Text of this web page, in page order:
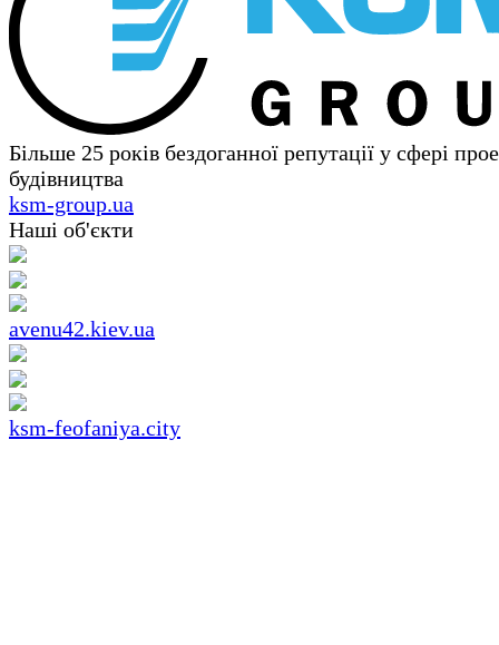
Більше 25 років бездоганної репутації у сфері
будівництва
ksm-group.ua
Наші об'єкти
avenu42.kiev.ua
ksm-feofaniya.city